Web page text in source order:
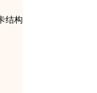
结构